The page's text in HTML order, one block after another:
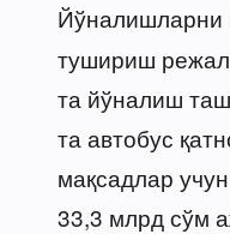
Йўналишларни
тушириш
та йўналиш
та автобус
мақсадлар
33,3 млрд сўм